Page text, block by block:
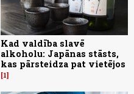
Kad valdība slavē
alkoholu: Japānas stāsts,
kas pārsteidza pat vietējos
1